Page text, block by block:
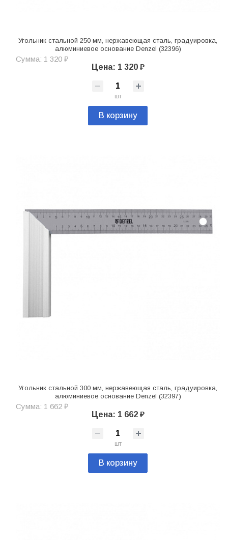
Угольник стальной 250 мм, нержавеющая сталь, градуировка,
алюминиевое основание Denzel (32396)
Сумма: 1 320 ₽
Цена: 1 320 ₽
шт
В корзину
Угольник стальной 300 мм, нержавеющая сталь, градуировка,
алюминиевое основание Denzel (32397)
Сумма: 1 662 ₽
Цена: 1 662 ₽
шт
В корзину